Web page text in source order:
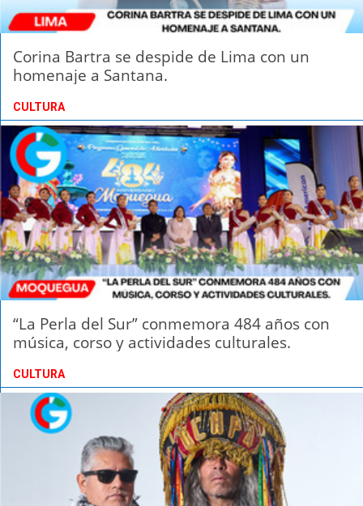
Corina Bartra se despide de Lima con un
homenaje a Santana.
CULTURA
“La Perla del Sur” conmemora 484 años con
música, corso y actividades culturales.
CULTURA